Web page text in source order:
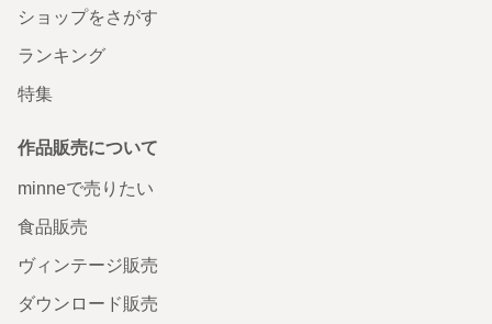
ショップをさがす
ランキング
特集
作品販売について
minneで売りたい
食品販売
ヴィンテージ販売
ダウンロード販売